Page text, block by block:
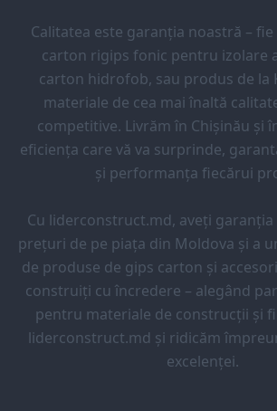
Calitatea este garanția noastră –
carton rigips fonic pentru izolare
carton hidrofob, sau produs de la
materiale de cea mai înaltă
competitive. Livrăm în Chișinău și
eficiența care vă va surprinde,
și performanța fiecărui
Cu liderconstruct.md, aveți
prețuri de pe piața din Moldova și a
de produse de gips carton și
construiți cu încredere – alegând
pentru materiale de construcții și
liderconstruct.md și ridicăm
excelenței.